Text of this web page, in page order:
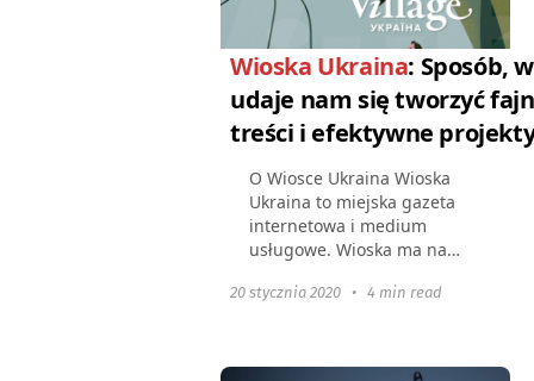
Wioska Ukraina: Sposób,
udaje nam się tworzyć
treści i efektywne
O Wiosce Ukraina Wioska
Ukraina to miejska gazeta
internetowa i medium
usługowe. Wioska ma na
które podkreślają
redakcyjny Wioski...
20 stycznia 2020 • 4 min read